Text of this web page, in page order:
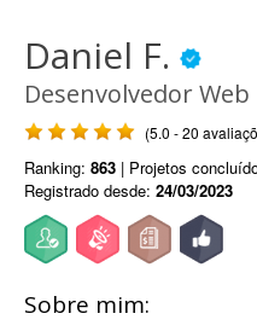
Daniel F.
Desenvolvedor Web
(5.0 - 20
Ranking: 863 | Projetos
Registrado desde: 24/03/2023
Sobre mim: